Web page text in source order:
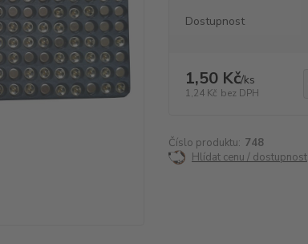
Dostupnost
1,50 Kč/ks
1,24 Kč bez DPH
Číslo produktu: 748
Hlídat cenu / dostupnost